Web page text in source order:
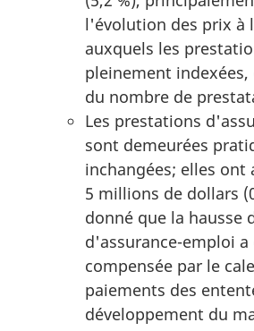
l'évolution des prix à
auxquels les
pleinement indexées,
du nombre de
Les prestations
sont demeurées
inchangées; elles ont
5 millions de dollars
donné que la hausse
d'assurance-emploi
compensée par le
paiements des
développement du